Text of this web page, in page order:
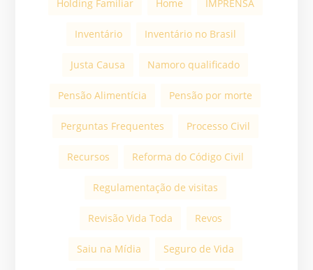
Holding Familiar Home IMPRENSA
Inventário Inventário no Brasil
Justa Causa Namoro qualificado
Pensão Alimentícia Pensão por morte
Perguntas Frequentes Processo Civil
Recursos Reforma do Código Civil
Regulamentação de visitas
Revisão Vida Toda Revos
Saiu na Mídia Seguro de Vida